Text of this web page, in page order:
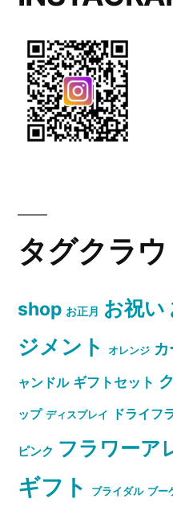
タグクラウ
shop お正月 お祝い
ジメント
オレンジ
ャンドル ギフトセット
ップ ディスプレイ ドライフ
ピンク フラワーア
ギフト
ブライダル ブー